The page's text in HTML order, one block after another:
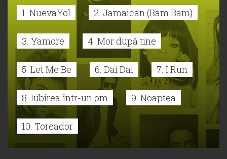
1. NuevaYol 2. Jamaican (Bam Bam)
3. Yamore 4. Mor după tine
5. Let Me Be 6. Dai Dai 7. I Run
8. Iubirea într-un om 9. Noaptea
10. Toreador